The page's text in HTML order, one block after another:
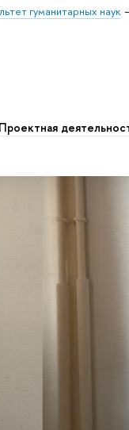
гуманитарных наук
Проектная